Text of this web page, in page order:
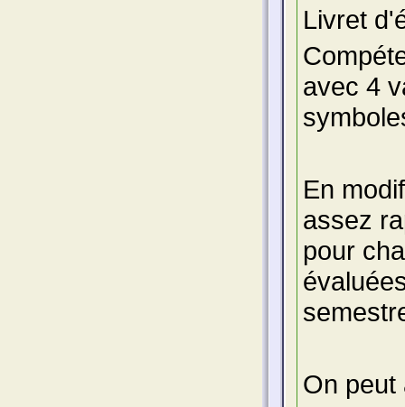
Livret
avec 4
En
assez
pour
On peut